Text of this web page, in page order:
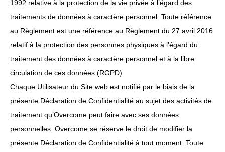
1992 relative à la protection de la vie privée à l’égard des
traitements de données à caractère personnel. Toute référence
au Règlement est une référence au Règlement du 27 avril 2016
relatif à la protection des personnes physiques à l’égard du
traitement des données à caractère personnel et à la libre
circulation de ces données (RGPD).
Chaque Utilisateur du Site web est notifié par le biais de la
présente Déclaration de Confidentialité au sujet des activités de
traitement qu’Overcome peut faire avec ses données
personnelles. Overcome se réserve le droit de modifier la
présente Déclaration de Confidentialité à tout moment. Toute